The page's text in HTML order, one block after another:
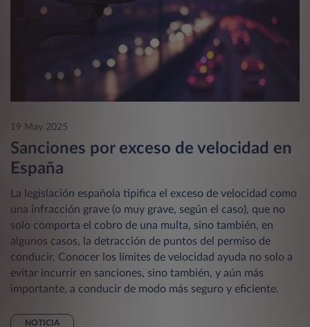
19 May 2025
Sanciones por exceso de velocidad en
España
La legislación española tipifica el exceso de velocidad como
una infracción grave (o muy grave, según el caso), que no
solo comporta el cobro de una multa, sino también, en
algunos casos, la detracción de puntos del permiso de
conducir. Conocer los límites de velocidad ayuda no solo a
evitar incurrir en sanciones, sino también, y aún más
importante, a conducir de modo más seguro y eficiente.
NOTICIA